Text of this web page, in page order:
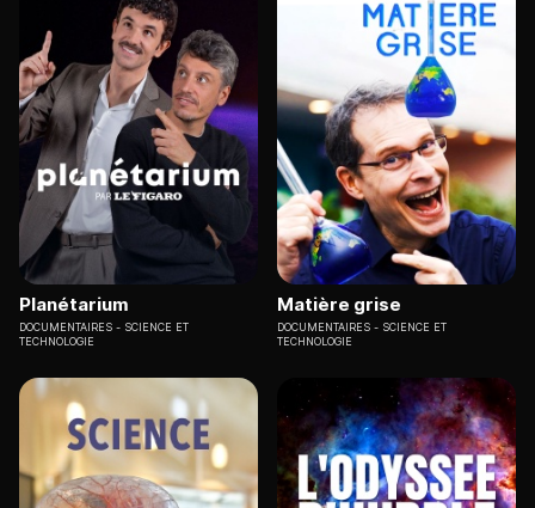
Planétarium
DOCUMENTAIRES
SCIENCE ET
TECHNOLOGIE
Matière grise
DOCUMENTAIRES
SCIENCE ET
TECHNOLOGIE